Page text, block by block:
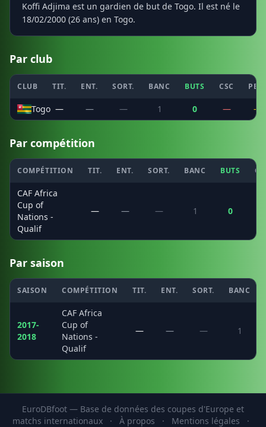
Koffi Adjima est un gardien de but de Togo. Il est né le
18/02/2000 (26 ans) en Togo.
Par club
CLUB TIT. ENT. SORT. BANC BUTS CSC PEN.
Togo — — — 1 0 — —
Par compétition
COMPÉTITION TIT. ENT. SORT. BANC BUTS
CAF Africa
Cup of
Nations -
Qualif
— — — 1 0
Par saison
SAISON COMPÉTITION TIT. ENT. SORT. BANC
2017-
2018
CAF Africa
Cup of
Nations -
Qualif
— — — 1
EuroDBfoot — Base de données des coupes d'Europe et
matchs internationaux
· À propos · Mentions légales ·